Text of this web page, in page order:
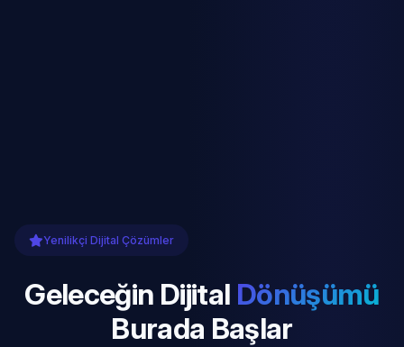
Yenilikçi Dijital Çözümler
Geleceğin Dijital Dönüşümü
Burada Başlar